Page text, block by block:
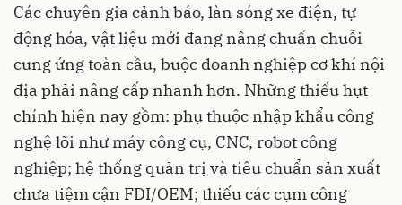
Các chuyên gia cảnh báo, làn sóng xe điện, tự
động hóa, vật liệu mới đang nâng chuẩn chuỗi
cung ứng toàn cầu, buộc doanh nghiệp cơ khí nội
địa phải nâng cấp nhanh hơn. Những thiếu hụt
chính hiện nay gồm: phụ thuộc nhập khẩu công
nghệ lõi như máy công cụ, CNC, robot công
nghiệp; hệ thống quản trị và tiêu chuẩn sản xuất
chưa tiệm cận FDI/OEM; thiếu các cụm công